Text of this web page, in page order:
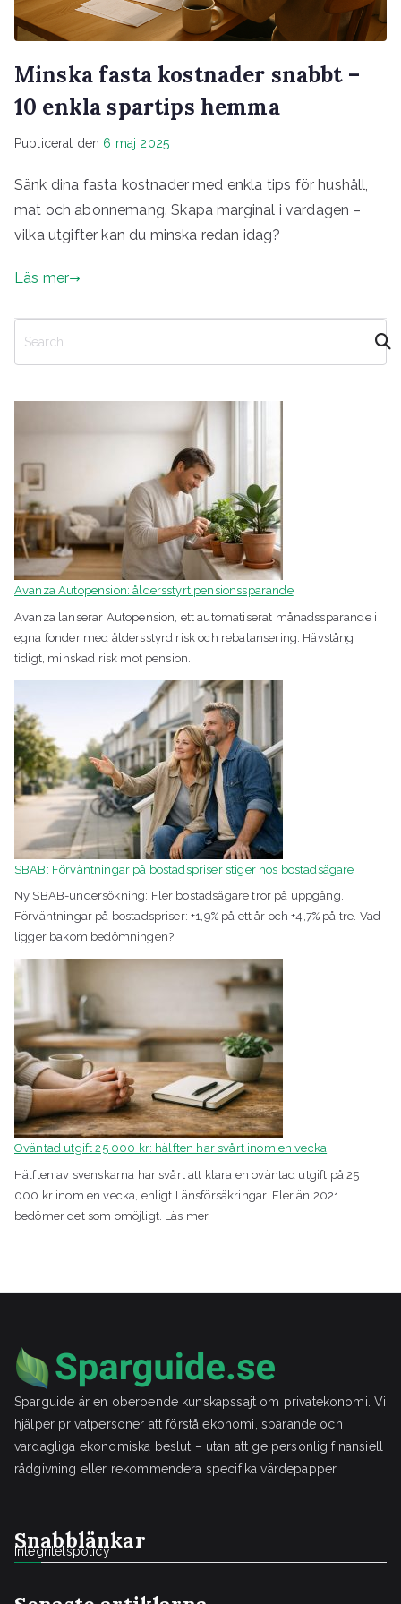
Minska fasta kostnader snabbt –
10 enkla spartips hemma
Publicerat den 6 maj 2025
Sänk dina fasta kostnader med enkla tips för hushåll,
mat och abonnemang. Skapa marginal i vardagen –
vilka utgifter kan du minska redan idag?
Läs mer
Avanza Autopension: åldersstyrt pensionssparande
Avanza lanserar Autopension, ett automatiserat månadssparande i
egna fonder med åldersstyrd risk och rebalansering. Hävstång
tidigt, minskad risk mot pension.
SBAB: Förväntningar på bostadspriser stiger hos bostadsägare
Ny SBAB-undersökning: Fler bostadsägare tror på uppgång.
Förväntningar på bostadspriser: +1,9% på ett år och +4,7% på tre. Vad
ligger bakom bedömningen?
Oväntad utgift 25 000 kr: hälften har svårt inom en vecka
Hälften av svenskarna har svårt att klara en oväntad utgift på 25
000 kr inom en vecka, enligt Länsförsäkringar. Fler än 2021
bedömer det som omöjligt. Läs mer.
Sparguide är en oberoende kunskapssajt om privatekonomi. Vi
hjälper privatpersoner att förstå ekonomi, sparande och
vardagliga ekonomiska beslut – utan att ge personlig finansiell
rådgivning eller rekommendera specifika värdepapper.
Snabblänkar
Integritetspolicy